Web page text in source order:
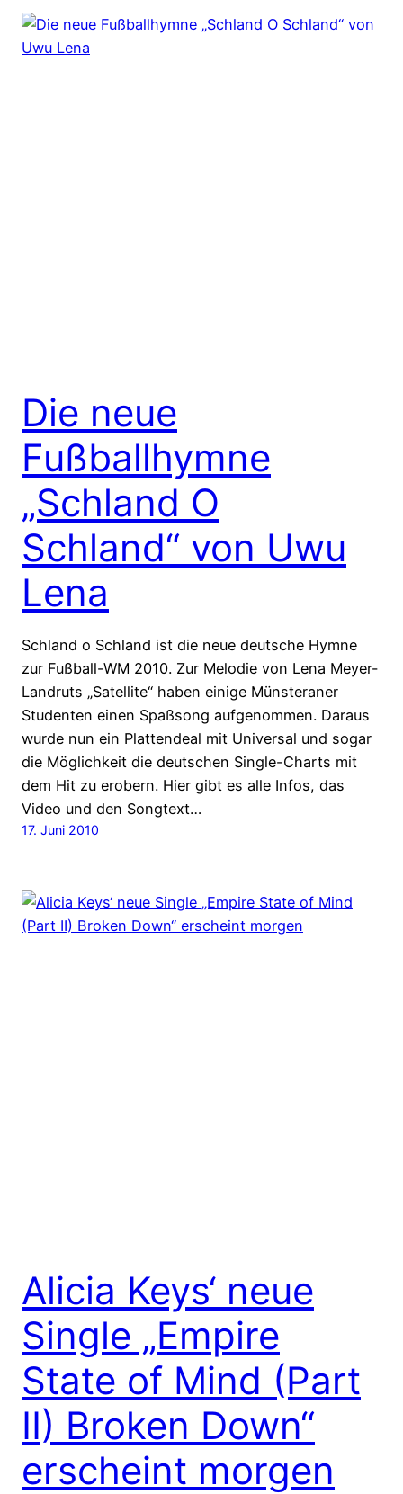
Die neue
Fußballhymne
„Schland O
Schland“ von Uwu
Lena
Schland o Schland ist die neue deutsche Hymne
zur Fußball-WM 2010. Zur Melodie von Lena Meyer-
Landruts „Satellite“ haben einige Münsteraner
Studenten einen Spaßsong aufgenommen. Daraus
wurde nun ein Plattendeal mit Universal und sogar
die Möglichkeit die deutschen Single-Charts mit
dem Hit zu erobern. Hier gibt es alle Infos, das
Video und den Songtext…
17. Juni 2010
Alicia Keys‘ neue
Single „Empire
State of Mind (Part
II) Broken Down“
erscheint morgen